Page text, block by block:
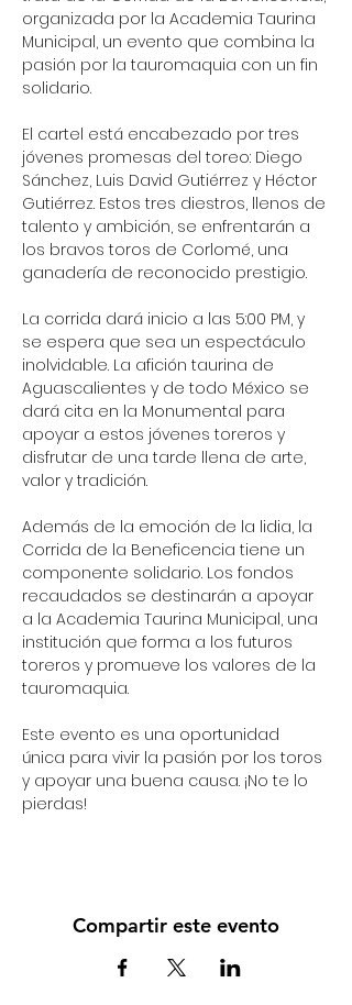
organizada por la Academia Taurina
Municipal, un evento que combina la
pasión por la tauromaquia con un fin
solidario.
El cartel está encabezado por tres
jóvenes promesas del toreo: Diego
Sánchez, Luis David Gutiérrez y Héctor
Gutiérrez. Estos tres diestros, llenos de
talento y ambición, se enfrentarán a
los bravos toros de Corlomé, una
ganadería de reconocido prestigio.
La corrida dará inicio a las 5:00 PM, y
se espera que sea un espectáculo
inolvidable. La afición taurina de
Aguascalientes y de todo México se
dará cita en la Monumental para
apoyar a estos jóvenes toreros y
disfrutar de una tarde llena de arte,
valor y tradición.
Además de la emoción de la lidia, la
Corrida de la Beneficencia tiene un
componente solidario. Los fondos
recaudados se destinarán a apoyar
a la Academia Taurina Municipal, una
institución que forma a los futuros
toreros y promueve los valores de la
tauromaquia.
Este evento es una oportunidad
única para vivir la pasión por los toros
y apoyar una buena causa. ¡No te lo
pierdas!
Compartir este evento